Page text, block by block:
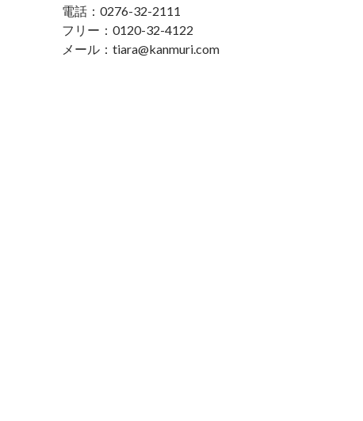
電話：0276-32-2111
フリー：0120-32-4122
メール：tiara@kanmuri.com